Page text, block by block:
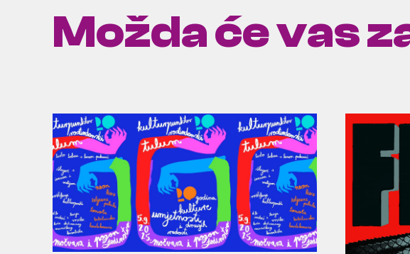
Možda će vas